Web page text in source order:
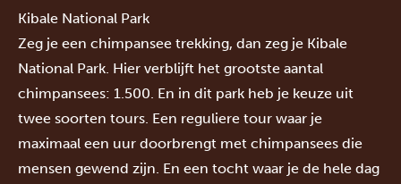
Kibale National Park
Zeg je een chimpansee trekking, dan zeg je Kibale
National Park. Hier verblijft het grootste aantal
chimpansees: 1.500. En in dit park heb je keuze uit
twee soorten tours. Een reguliere tour waar je
maximaal een uur doorbrengt met chimpansees die
mensen gewend zijn. En een tocht waar je de hele dag